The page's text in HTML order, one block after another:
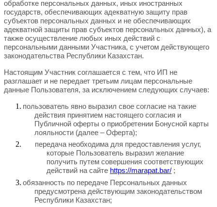
обработке персональных данных, иных иностранных
государств, обеспечивающих адекватную защиту прав
субъектов персональных данных и не обеспечивающих
адекватной защиты прав субъектов персональных данных), а
также осуществление любых иных действий с
персональными данными Участника, с учетом действующего
законодательства Республики Казахстан.
Настоящим Участник соглашается c тем, что ИП не
разглашает и не передает третьим лицам персональные
данные Пользователя, за исключением следующих случаев:
пользователь явно выразил свое согласие на такие
действия принятием настоящего согласия и
Публичной оферты о приобретении Бонусной карты
лояльности (далее – Оферта);
передача необходима для предоставления услуг,
которые Пользователь выразил желание
получить путем совершения соответствующих
действий на сайте https://marapat.bar/ ;
обязанность по передаче Персональных данных
предусмотрена действующим законодательством
Республики Казахстан;